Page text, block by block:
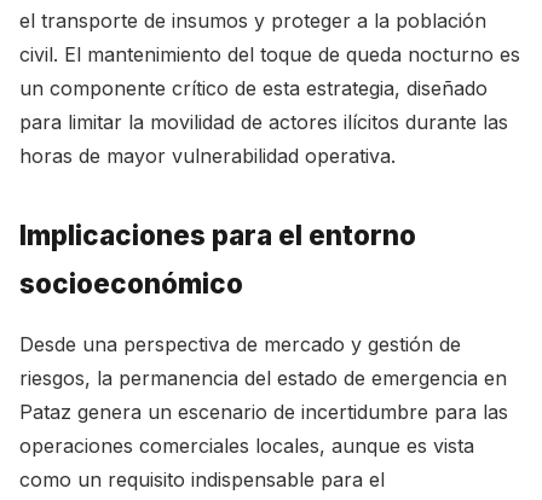
el transporte de insumos y proteger a la población
civil. El mantenimiento del toque de queda nocturno es
un componente crítico de esta estrategia, diseñado
para limitar la movilidad de actores ilícitos durante las
horas de mayor vulnerabilidad operativa.
Implicaciones para el entorno
socioeconómico
Desde una perspectiva de mercado y gestión de
riesgos, la permanencia del estado de emergencia en
Pataz genera un escenario de incertidumbre para las
operaciones comerciales locales, aunque es vista
como un requisito indispensable para el